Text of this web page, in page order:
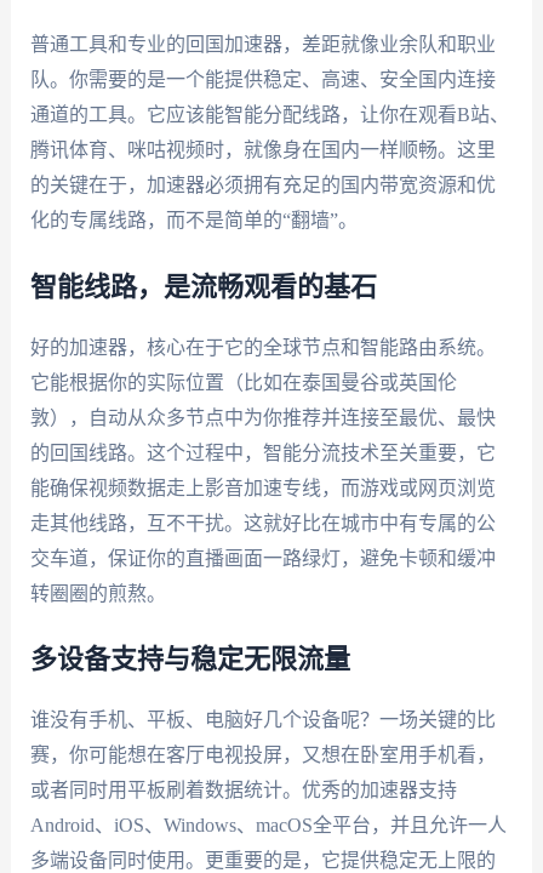
普通工具和专业的回国加速器，差距就像业余队和职业
队。你需要的是一个能提供稳定、高速、安全国内连接
通道的工具。它应该能智能分配线路，让你在观看B站、
腾讯体育、咪咕视频时，就像身在国内一样顺畅。这里
的关键在于，加速器必须拥有充足的国内带宽资源和优
化的专属线路，而不是简单的“翻墙”。
智能线路，是流畅观看的基石
好的加速器，核心在于它的全球节点和智能路由系统。
它能根据你的实际位置（比如在泰国曼谷或英国伦
敦），自动从众多节点中为你推荐并连接至最优、最快
的回国线路。这个过程中，智能分流技术至关重要，它
能确保视频数据走上影音加速专线，而游戏或网页浏览
走其他线路，互不干扰。这就好比在城市中有专属的公
交车道，保证你的直播画面一路绿灯，避免卡顿和缓冲
转圈圈的煎熬。
多设备支持与稳定无限流量
谁没有手机、平板、电脑好几个设备呢？一场关键的比
赛，你可能想在客厅电视投屏，又想在卧室用手机看，
或者同时用平板刷着数据统计。优秀的加速器支持
Android、iOS、Windows、macOS全平台，并且允许一人
多端设备同时使用。更重要的是，它提供稳定无上限的